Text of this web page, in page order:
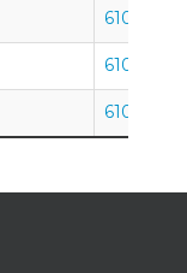
6100-626
6100-667
6100-710